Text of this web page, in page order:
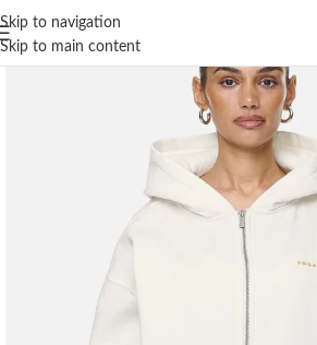
Skip to navigation
Skip to main content